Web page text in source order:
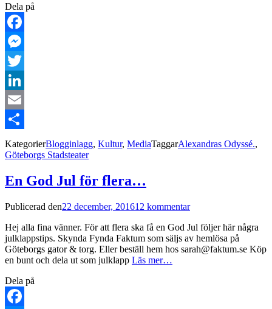
Dela på
Facebook
Messenger
Twitter
LinkedIn
Email
Dela
KategorierBlogginlagg, Kultur, MediaTaggarAlexandras Odyssé.,
Göteborgs Stadsteater
En God Jul för flera…
Publicerad den22 december, 201612 kommentar
Hej alla fina vänner. För att flera ska få en God Jul följer här några
julklappstips. Skynda Fynda Faktum som säljs av hemlösa på
Göteborgs gator & torg. Eller beställ hem hos sarah@faktum.se Köp
en bunt och dela ut som julklapp Läs mer…
Dela på